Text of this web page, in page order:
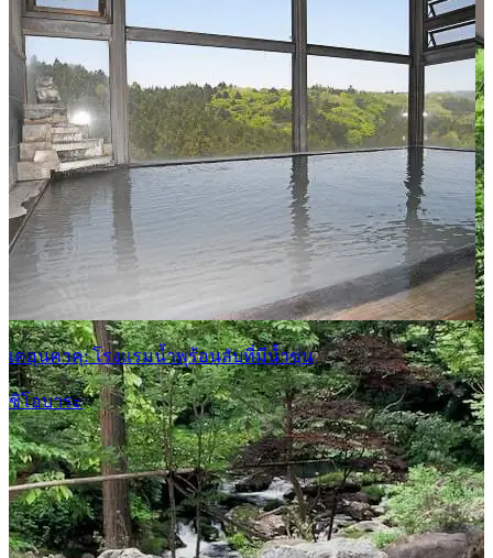
เคอุนคาคุ: โรงแรมน้ำพุร้อนลับที่มีน้ำขุ่น
ชิโอบาระ